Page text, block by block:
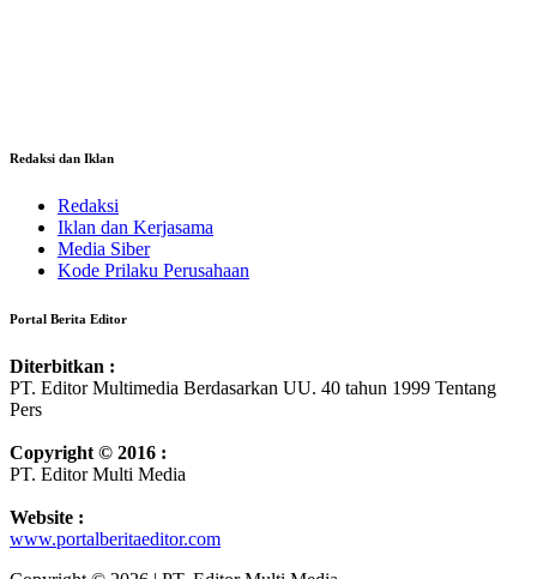
Redaksi dan Iklan
Redaksi
Iklan dan Kerjasama
Media Siber
Kode Prilaku Perusahaan
Portal Berita Editor
Diterbitkan :
PT. Editor Multimedia Berdasarkan UU. 40 tahun 1999 Tentang
Pers
Copyright © 2016 :
PT. Editor Multi Media
Website :
www.portalberitaeditor.com